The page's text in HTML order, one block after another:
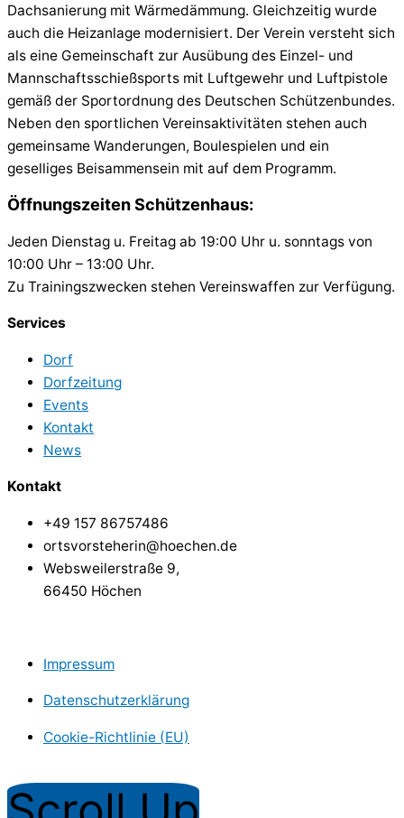
Dachsanierung mit Wärmedämmung. Gleichzeitig wurde
auch die Heizanlage modernisiert. Der Verein versteht sich
als eine Gemeinschaft zur Ausübung des Einzel- und
Mannschaftsschießsports mit Luftgewehr und Luftpistole
gemäß der Sportordnung des Deutschen Schützenbundes.
Neben den sportlichen Vereinsaktivitäten stehen auch
gemeinsame Wanderungen, Boulespielen und ein
geselliges Beisammensein mit auf dem Programm.
Öffnungszeiten Schützenhaus:
Jeden Dienstag u. Freitag ab 19:00 Uhr u. sonntags von
10:00 Uhr – 13:00 Uhr.
Zu Trainingszwecken stehen Vereinswaffen zur Verfügung.
Services
Dorf
Dorfzeitung
Events
Kontakt
News
Kontakt
+49 157 86757486
ortsvorsteherin@hoechen.de
Websweilerstraße 9,
66450 Höchen
Impressum
Datenschutzerklärung
Cookie-Richtlinie (EU)